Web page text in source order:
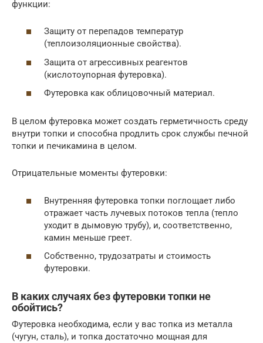
функции:
Защиту от перепадов температур
(теплоизоляционные свойства).
Защита от агрессивных реагентов
(кислотоупорная футеровка).
Футеровка как облицовочный материал.
В целом футеровка может создать герметичность среду
внутри топки и способна продлить срок службы печной
топки и печикамина в целом.
Отрицательные моменты футеровки:
Внутренняя футеровка топки поглощает либо
отражает часть лучевых потоков тепла (тепло
уходит в дымовую трубу), и, соответственно,
камин меньше греет.
Собственно, трудозатраты и стоимость
футеровки.
В каких случаях без футеровки топки не
обойтись?
Футеровка необходима, если у вас топка из металла
(чугун, сталь), и топка достаточно мощная для